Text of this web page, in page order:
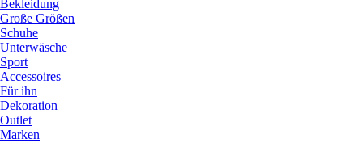
Bekleidung
Große Größen
Schuhe
Unterwäsche
Sport
Accessoires
Für ihn
Dekoration
Outlet
Marken